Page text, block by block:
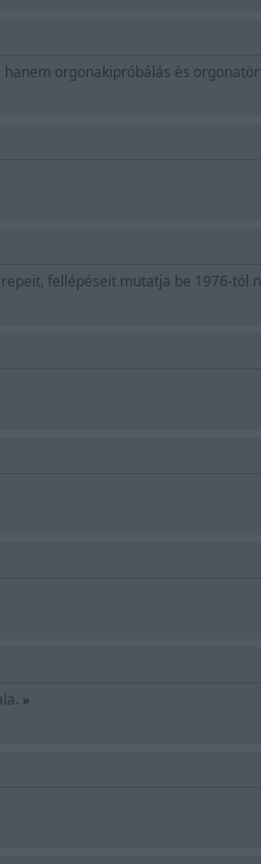
orgonakipróbálás és
fellépéseit mutatja be 1976-tól
»